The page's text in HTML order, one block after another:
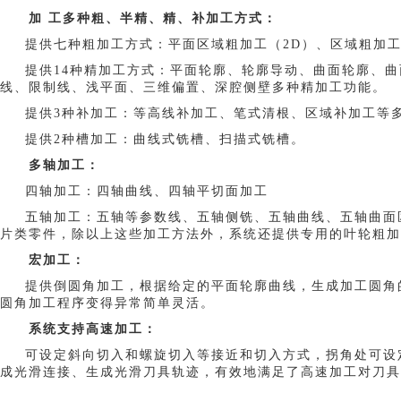
加 工多种粗、半精、精、补加工方式：
提供七种粗加工方式：平面区域粗加工（ 2D）、区域粗加
提供 14种精加工方式：平面轮廓、轮廓导动、曲面轮廓、
线、限制线、浅平面、三维偏置、深腔侧壁多种精加工功能。
提供3种补加工：等高线补加工、笔式清根、区域补加工等
提供2种槽加工：曲线式铣槽、扫描式铣槽。
多轴加工：
四轴加工：四轴曲线、四轴平切面加工
五轴加工：五轴等参数线、五轴侧铣、五轴曲线、五轴曲面
片类零件，除以上这些加工方法外，系统还提供专用的叶轮粗
宏加工：
提供倒圆角加工，根据给定的平面轮廓曲线，生成加工圆
圆角加工程序变得异常简单灵活。
系统支持高速加工：
可设定斜向切入和螺旋切入等接近和切入方式，拐角处可
成光滑连接、生成光滑刀具轨迹，有效地满足了高速加工对刀